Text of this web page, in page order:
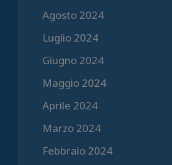
Agosto 2024
Luglio 2024
Giugno 2024
Maggio 2024
Aprile 2024
Marzo 2024
Febbraio 2024